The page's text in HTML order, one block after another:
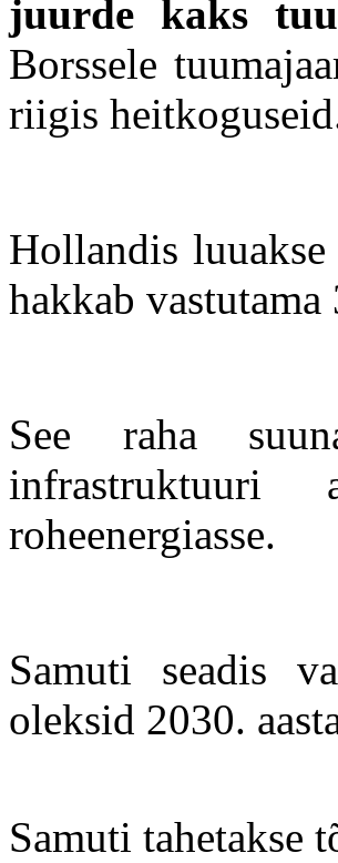
juurde kaks
Borssele
riigis
Hollandis
hakkab
See raha
infrastruktuuri
roheenergiasse.
Samuti seadis
oleksid 2030.
Samuti tahetakse